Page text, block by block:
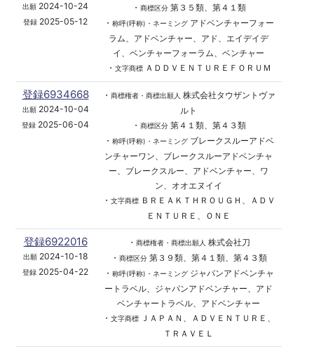
出願 2024-10-24
登録 2025-05-12
・ 商標区分第３５類、第４１類
・ 称呼(呼称)・ネーミングアドベンチャーフォー
ラム、アドベンチャー、アド、エイデイデ
イ、ベンチャーフォーラム、ベンチャー
・ 文字商標ＡＤＤＶＥＮＴＵＲＥＦＯＲＵＭ
登録6934668
出願2024-10-04
登録 2025-06-04
・ 商標権者・商標出願人 株式会社タウザントヴァ
ルト
・ 商標区分第４１類、第４３類
・ 称呼(呼称)・ネーミングブレークスルーアドベ
ンチャーワン、ブレークスルーアドベンチャ
ー、ブレークスルー、アドベンチャー、ワ
ン、オオエヌイイ
・ 文字商標ＢＲＥＡＫＴＨＲＯＵＧＨ、ＡＤＶ
ＥＮＴＵＲＥ、ＯＮＥ
登録6922016
出願2024-10-18
登録 2025-04-22
・ 商標権者・商標出願人 株式会社刀
・ 商標区分第３９類、第４１類、第４３類
・ 称呼(呼称)・ネーミングジャパンアドベンチャ
ートラベル、ジャパンアドベンチャー、アド
ベンチャートラベル、アドベンチャー
・ 文字商標ＪＡＰＡＮ、ＡＤＶＥＮＴＵＲＥ、
ＴＲＡＶＥＬ